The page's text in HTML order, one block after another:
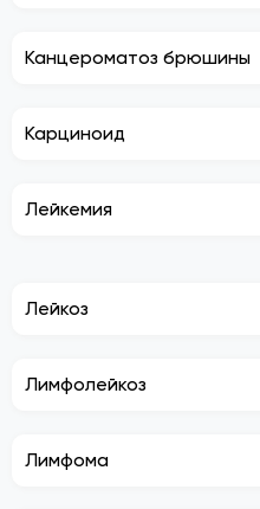
Канцероматоз брюшины
Карциноид
Лейкемия
Лейкоз
Лимфолейкоз
Лимфома